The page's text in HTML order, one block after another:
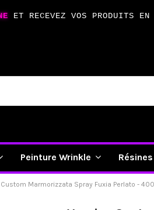
ET RECEVEZ VOS PRODUITS
Peinture Wrinkle Résines
Marmorizzata Spray Fuxia Perlato -